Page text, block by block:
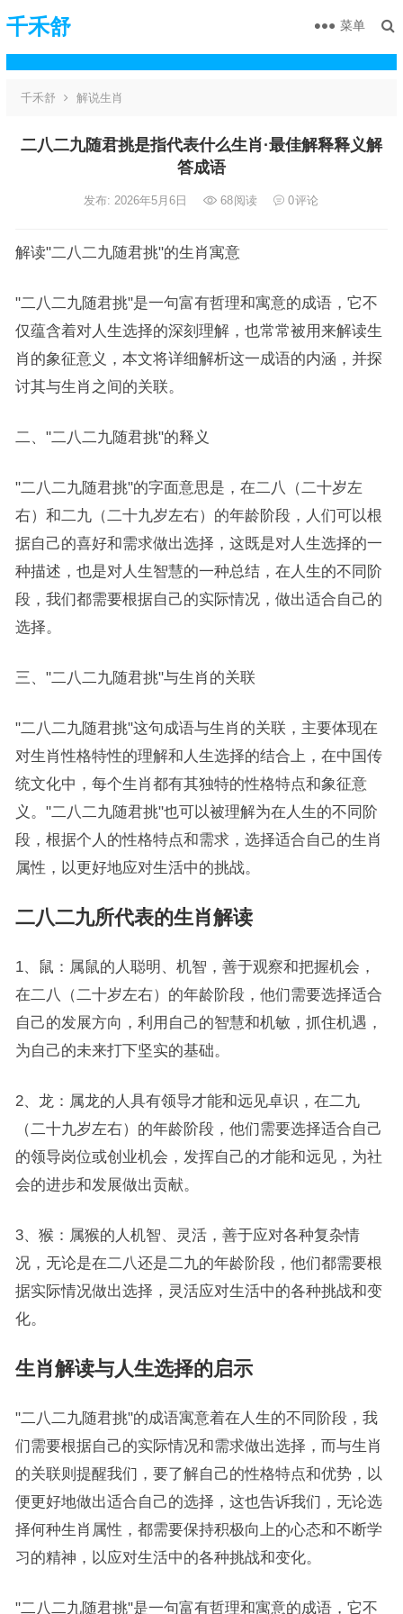
千禾舒 菜单
千禾舒 解说生肖
二八二九随君挑是指代表什么生肖·最佳解释释义解
答成语
发布: 2026年5月6日 68阅读 0评论
解读"二八二九随君挑"的生肖寓意
"二八二九随君挑"是一句富有哲理和寓意的成语，它不
仅蕴含着对人生选择的深刻理解，也常常被用来解读生
肖的象征意义，本文将详细解析这一成语的内涵，并探
讨其与生肖之间的关联。
二、"二八二九随君挑"的释义
"二八二九随君挑"的字面意思是，在二八（二十岁左
右）和二九（二十九岁左右）的年龄阶段，人们可以根
据自己的喜好和需求做出选择，这既是对人生选择的一
种描述，也是对人生智慧的一种总结，在人生的不同阶
段，我们都需要根据自己的实际情况，做出适合自己的
选择。
三、"二八二九随君挑"与生肖的关联
"二八二九随君挑"这句成语与生肖的关联，主要体现在
对生肖性格特性的理解和人生选择的结合上，在中国传
统文化中，每个生肖都有其独特的性格特点和象征意
义。"二八二九随君挑"也可以被理解为在人生的不同阶
段，根据个人的性格特点和需求，选择适合自己的生肖
属性，以更好地应对生活中的挑战。
二八二九所代表的生肖解读
1、鼠：属鼠的人聪明、机智，善于观察和把握机会，
在二八（二十岁左右）的年龄阶段，他们需要选择适合
自己的发展方向，利用自己的智慧和机敏，抓住机遇，
为自己的未来打下坚实的基础。
2、龙：属龙的人具有领导才能和远见卓识，在二九
（二十九岁左右）的年龄阶段，他们需要选择适合自己
的领导岗位或创业机会，发挥自己的才能和远见，为社
会的进步和发展做出贡献。
3、猴：属猴的人机智、灵活，善于应对各种复杂情
况，无论是在二八还是二九的年龄阶段，他们都需要根
据实际情况做出选择，灵活应对生活中的各种挑战和变
化。
生肖解读与人生选择的启示
"二八二九随君挑"的成语寓意着在人生的不同阶段，我
们需要根据自己的实际情况和需求做出选择，而与生肖
的关联则提醒我们，要了解自己的性格特点和优势，以
便更好地做出适合自己的选择，这也告诉我们，无论选
择何种生肖属性，都需要保持积极向上的心态和不断学
习的精神，以应对生活中的各种挑战和变化。
"二八二九随君挑"是一句富有哲理和寓意的成语，它不